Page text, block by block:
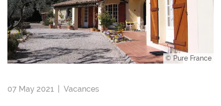
© Pure France
07 May 2021 | Vacances